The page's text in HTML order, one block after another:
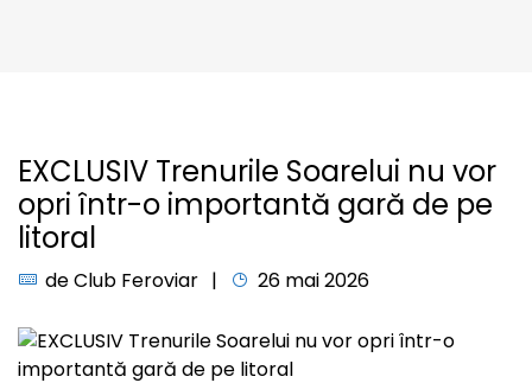
EXCLUSIV Trenurile Soarelui nu vor
opri într-o importantă gară de pe
litoral
deClub Feroviar 26 mai 2026